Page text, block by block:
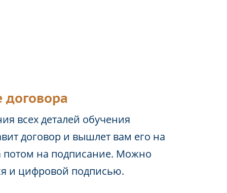
договора
всех деталей обучения
договор и вышлет вам его на
потом на подписание. Можно
и цифровой подписью.